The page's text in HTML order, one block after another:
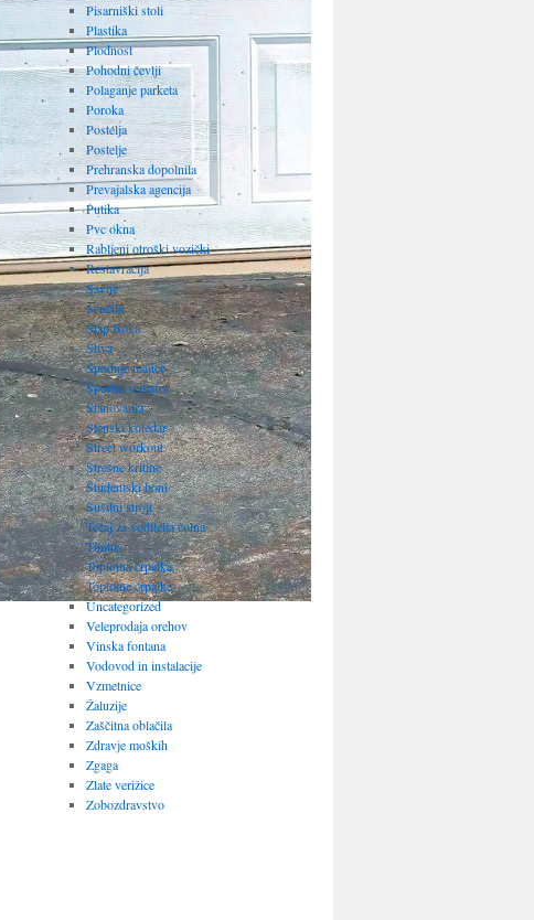
Pisarniški stoli
Plastika
Plodnost
Pohodni čevlji
Polaganje parketa
Poroka
Postelja
Postelje
Prehranska dopolnila
Prevajalska agencija
Putika
Pvc okna
Rabljeni otroški vozički
Restavracija
Savne
Senčila
Slap Boka
Sliva
Spodnje majice
Športni semafor
Stanovanja
Stenski koledar
Street workout
Strešne kritine
Študentski boni
Sušilni stroji
Tečaj za voditelja čolna
Tinitus
Toplotna črpalka
Toplotne črpalke
Uncategorized
Veleprodaja orehov
Vinska fontana
Vodovod in instalacije
Vzmetnice
Žaluzije
Zaščitna oblačila
Zdravje moških
Zgaga
Zlate verižice
Zobozdravstvo